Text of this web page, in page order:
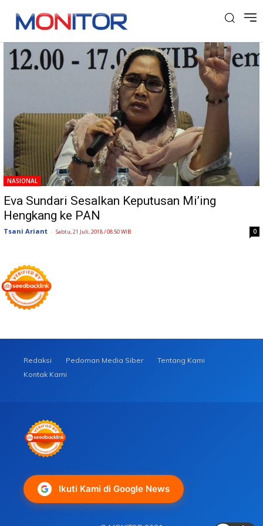
Tag: Komedian Mi’ing
NASIONAL
Eva Sundari Sesalkan Keputusan Mi’ing
Hengkang ke PAN
Tsani Ariant - Sabtu, 21 Juli, 2018 / 08:50 WIB 0
Redaksi Pedoman Media Siber
Tentang Kami
Kontak Kami
Ikuti Kami di Google News